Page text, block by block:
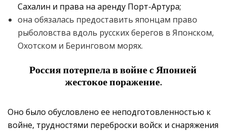
Сахалин и права на аренду Порт-Артура;
она обязалась предоставить японцам право
рыболовства вдоль русских берегов в Японском,
Охотском и Беринговом морях.
Россия потерпела в войне с Японией
жестокое поражение.
Оно было обусловлено ее неподготовленностью к
войне, трудностями переброски войск и снаряжения